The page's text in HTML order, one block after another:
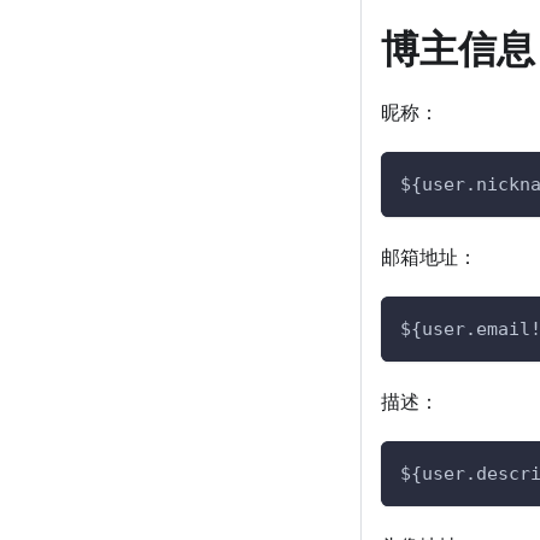
博主信息
昵称：
邮箱地址：
描述：